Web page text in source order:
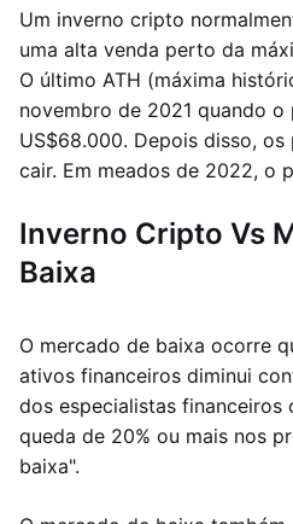
Um inverno cripto
uma alta venda perto da
O último ATH (máxima
novembro de 2021 quando o
US$68.000. Depois disso,
cair. Em meados de 2022, o
Inverno Cripto Vs
Baixa
O mercado de baixa ocorre
ativos financeiros diminui
dos especialistas financeiros
queda de 20% ou mais nos
baixa".